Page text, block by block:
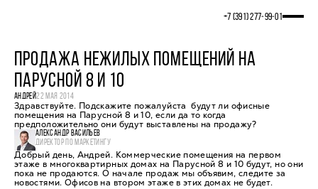
+7 (391) 277‒99‒01
ПРОДАЖА НЕЖИЛЫХ ПОМЕЩЕНИЙ НА
ПАРУСНОЙ 8 И 10
АНДРЕЙ22 МАЯ 2014
Здравствуйте. Подскажите пожалуйста будут ли офисные
помещения на Парусной 8 и 10, если да то когда
предположительно они будут выставлены на продажу?
АЛЕКСАНДР ВАСИЛЬЕВ
ДИРЕКТОР ПО МАРКЕТИНГУ
Добрый день, Андрей. Коммерческие помещения на первом
этаже в многоквартирных домах на Парусной 8 и 10 будут, но они
пока не продаются. О начале продаж мы объявим, следите за
новостями. Офисов на втором этаже в этих домах не будет.